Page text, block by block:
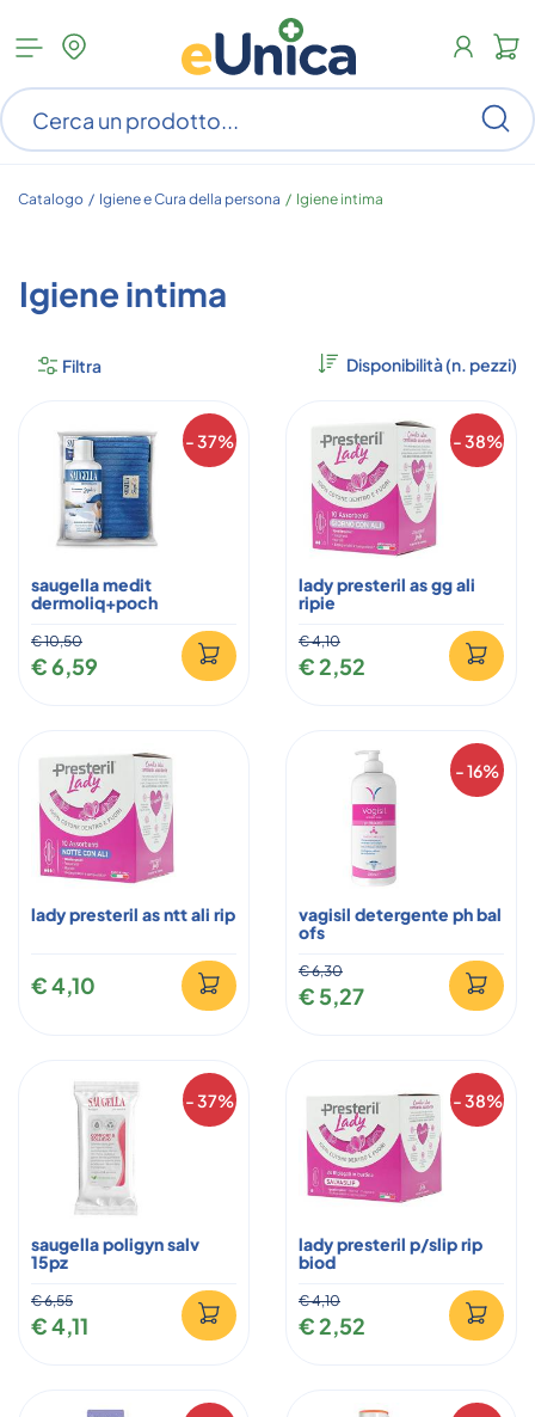
Apri
menu
categorie
Catalogo / Igiene e Cura della persona / Igiene intima
Igiene intima
Filtra
- 37%
saugella medit
dermoliq+poch
€ 10,50
€ 6,59
- 38%
lady presteril as gg ali
ripie
€ 4,10
€ 2,52
lady presteril as ntt ali rip
€ 4,10
- 16%
vagisil detergente ph bal
ofs
€ 6,30
€ 5,27
- 37%
saugella poligyn salv
15pz
€ 6,55
€ 4,11
- 38%
lady presteril p/slip rip
biod
€ 4,10
€ 2,52